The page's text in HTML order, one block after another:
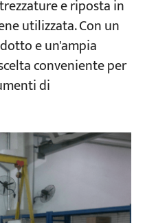
e riposta in
utilizzata. Con un
e un'ampia
conveniente per
di